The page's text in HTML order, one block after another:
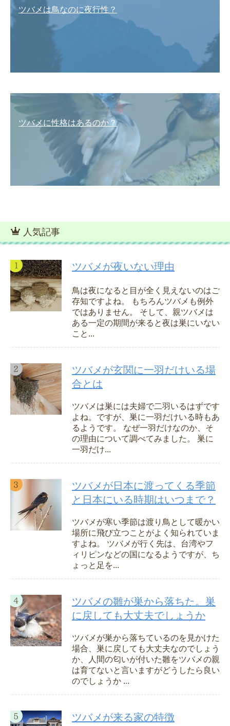
ツバメは鳥なのに夜行性？
ツバメに性格はあるのか？
人気記事
ツバメが夜いない理由
鳥は夜になると目が全く見えないのはご
存知ですよね。 もちろんツバメも例外
ではありません。 そして、親ツバメは
ある一定の期間が来ると夜は巣にいない
こと...
ツバメが玄関に一羽だけいる場
合とは
ツバメは巣には夫婦で二羽いるはずです
よね。ですが、巣に一羽だけいる時もあ
るようです。 なぜ一羽だけなのか、そ
の理由について調べてみました。 巣に
一羽だけ...
ツバメが日本に渡ってくる季節
と日本にいる時期はいつまで？
ツバメが寒い季節は渡り鳥として暖かい
場所に飛び立つことがよく知られていま
すよね。 ツバメが行く先は、台湾やフ
ィリピンなどの国になるようですが、ち
ょっと足を...
ツバメの雛が巣から落ちた。巣
に戻しても大丈夫でしょうか
ツバメが巣から落ちているのを見かけた
場合、巣に戻しても大丈夫なのでしょう
か、人間の匂いが付いた雛をツバメの親
は育てないと言いますがどうしたら良い
のでしょうか ...
ツバメが来る家の特徴